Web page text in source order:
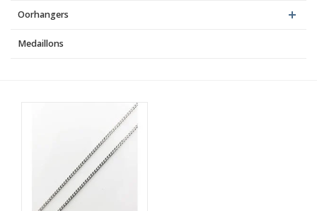
Oorhangers
Medaillons